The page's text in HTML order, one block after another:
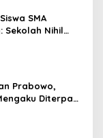
SMA
Sekolah Nihil
& Paket
Prabowo,
Diterpa